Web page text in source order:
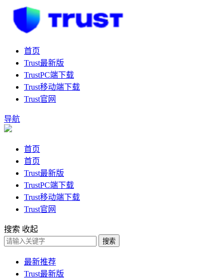
首页
Trust最新版
TrustPC端下载
Trust移动端下载
Trust官网
导航
首页
首页
Trust最新版
TrustPC端下载
Trust移动端下载
Trust官网
搜索 收起
搜索
最新推荐
Trust最新版